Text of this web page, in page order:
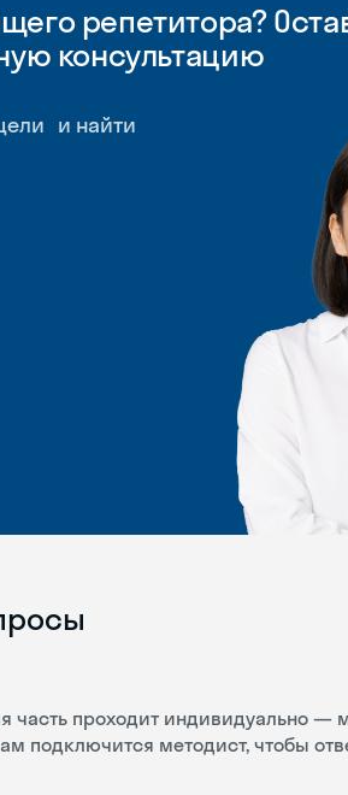
репетитора?
консультацию
и найти
часть проходит индивидуально
подключится методист, чтобы